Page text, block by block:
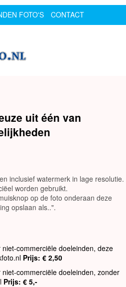
FOTO'S
CONTACT
uit één van
inclusief watermerk in lage resolutie.
worden gebruikt.
op de foto onderaan deze
opslaan als..".
commerciële doeleinden, deze
Prijs: € 2,50
commerciële doeleinden, zonder
Prijs: € 5,-